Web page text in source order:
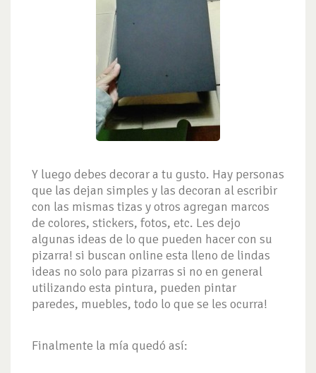
Y luego debes decorar a tu gusto. Hay personas
que las dejan simples y las decoran al escribir
con las mismas tizas y otros agregan marcos
de colores, stickers, fotos, etc. Les dejo
algunas ideas de lo que pueden hacer con su
pizarra! si buscan online esta lleno de lindas
ideas no solo para pizarras si no en general
utilizando esta pintura, pueden pintar
paredes, muebles, todo lo que se les ocurra!
Finalmente la mía quedó así: